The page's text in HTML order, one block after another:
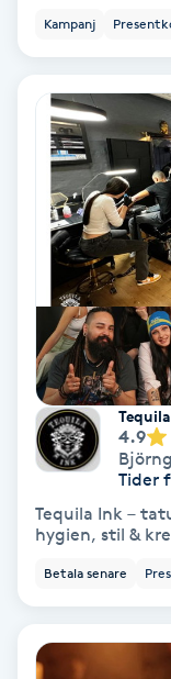
Babylights
Balayage
Bambumassage
Barber
Barnklippning
BIAB
Blowout
Bottenfärg
Brynformning
Brynfärgning
Kampanj
4.9
Tider
Tequila Ink –
hygien, stil &
Betala senare